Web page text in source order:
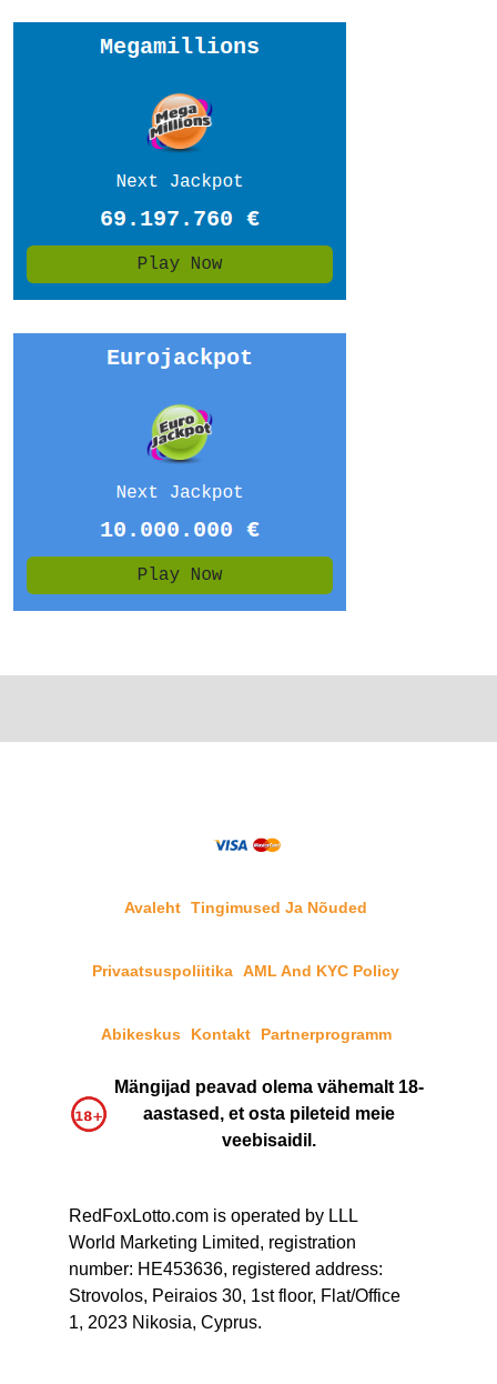
Avaleht Tingimused Ja Nõuded
Privaatsuspoliitika AML And KYC Policy
Abikeskus Kontakt Partnerprogramm
Mängijad peavad olema vähemalt 18-
aastased, et osta pileteid meie
veebisaidil.
RedFoxLotto.com is operated by LLL
World Marketing Limited, registration
number: HE453636, registered address:
Strovolos, Peiraios 30, 1st floor, Flat/Office
1, 2023 Nikosia, Cyprus.